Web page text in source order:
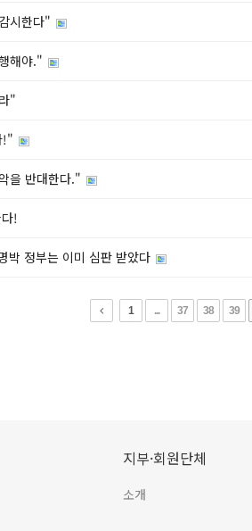
시한다"
해야."
"
!"
을 반대한다."
!
박 정부는 이미 심판 받았다
1 ... 37 38 39
지부·회원단체
소개